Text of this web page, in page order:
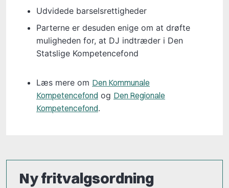
Udvidede barselsrettigheder
Parterne er desuden enige om at drøfte
muligheden for, at DJ indtræder i Den
Statslige Kompetencefond
Læs mere om Den Kommunale
Kompetencefond og Den Regionale
Kompetencefond.
Ny fritvalgsordning